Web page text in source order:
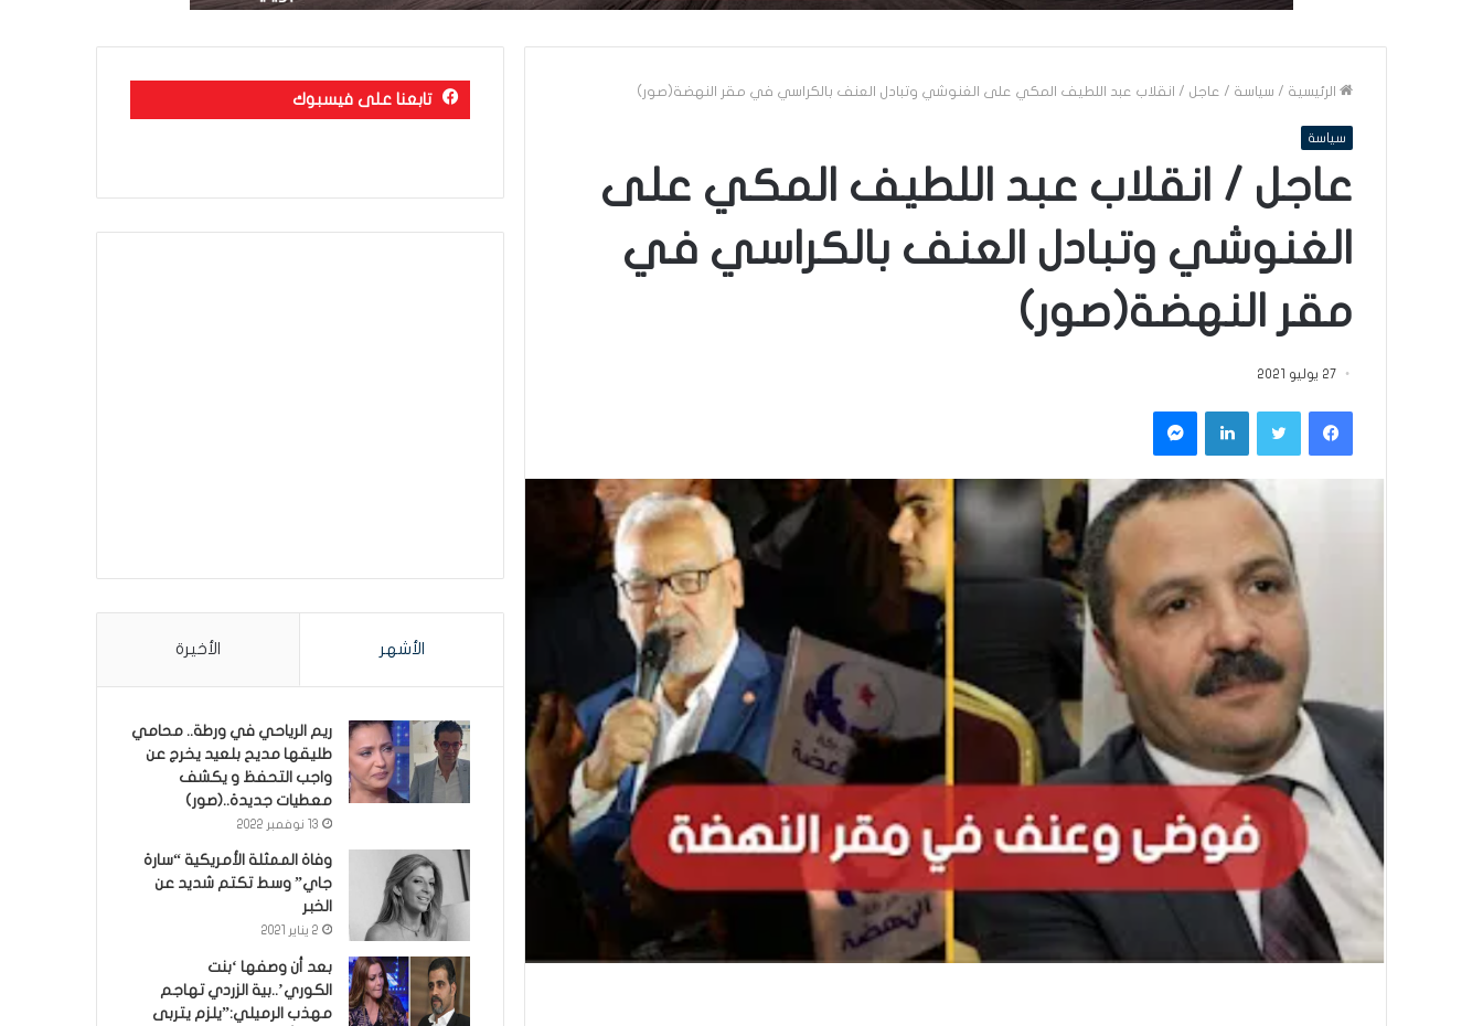
الرئيسية / سياسة / عاجل / انقلاب عبد اللطيف المكي على الغنوشي وتبادل العنف بالكراسي في مقر النهضة(صور)
سياسة
عاجل / انقلاب عبد اللطيف المكي على
الغنوشي وتبادل العنف بالكراسي في
مقر النهضة(صور)
27 يوليو 2021
فيسبوكتويتر لينكدإن ماسنجر
تابعنا على فيسبوك
الأشهر الأخيرة
ريم الرياحي في ورطة.. محامي
طليقها مديح بلعيد يخرج عن
واجب التحفظ و يكشف
معطيات جديدة..(صور)
13 نوفمبر 2022
وفاة الممثلة الأمريكية “سارة
جاي” وسط تكتم شديد عن
الخبر
2 يناير 2021
بعد أن وصفها ‘بنت
الكوري’..بية الزردي تهاجم
مهذب الرميلي:”يلزم يتربى